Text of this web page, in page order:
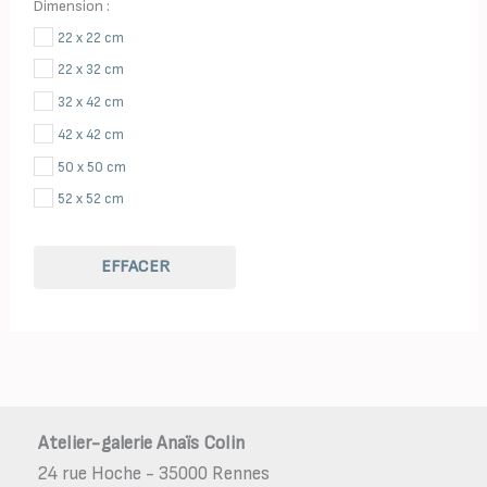
Dimension :
22 x 22 cm
22 x 32 cm
32 x 42 cm
42 x 42 cm
50 x 50 cm
52 x 52 cm
EFFACER
Atelier-galerie Anaïs Colin
24 rue Hoche - 35000 Rennes